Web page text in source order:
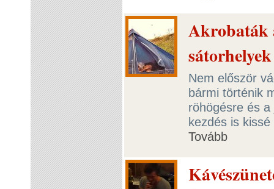
Akrobaták
sátorhelyek
Nem először
bármi történik
röhögésre és
kezdés is
Tovább